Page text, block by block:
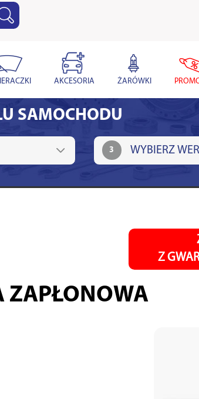
AKCESORIA ŻARÓWKI
SAMOCHODU
3
Z
ZAPŁONOWA